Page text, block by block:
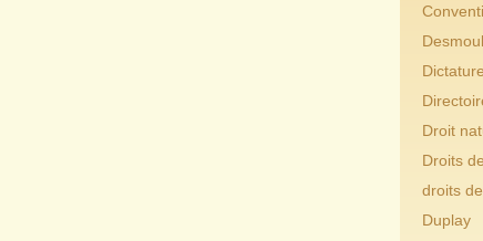
Dictature
Droit
Droits
droits
Duplay